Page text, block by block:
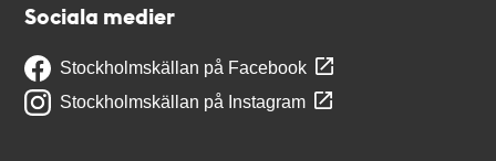
Sociala medier
Stockholmskällan på Facebook
Stockholmskällan på Instagram